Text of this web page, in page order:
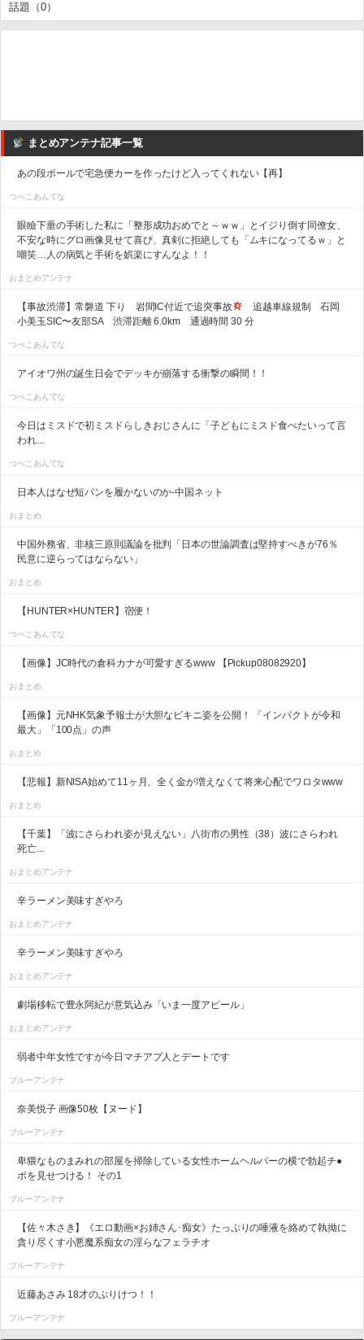
話題（0）
まとめアンテナ記事一覧
あの段ボールで宅急便カーを作ったけど入ってくれない【再】
つべこあんてな
眼瞼下垂の手術した私に「整形成功おめでと～ｗｗ」とイジり倒す同僚女、
不安な時にグロ画像見せて喜び、真剣に拒絶しても「ムキになってるｗ」と
嘲笑…人の病気と手術を娯楽にすんなよ！！
おまとめアンテナ
【事故渋滞】常磐道 下り 岩間IC付近で追突事故
追越車線規制 石岡
小美玉SIC〜友部SA 渋滞距離 6.0km 通過時間 30 分
つべこあんてな
アイオワ州の誕生日会でデッキが崩落する衝撃の瞬間！！
つべこあんてな
今日はミスドで初ミスドらしきおじさんに「子どもにミスド食べたいって言
われ...
つべこあんてな
日本人はなぜ短パンを履かないのか-中国ネット
おまとめ
中国外務省、非核三原則議論を批判「日本の世論調査は堅持すべきが76％
民意に逆らってはならない」
おまとめ
【HUNTER×HUNTER】宿便！
つべこあんてな
【画像】JC時代の倉科カナが可愛すぎるwww 【Pickup08082920】
おまとめ
【画像】元NHK気象予報士が大胆なビキニ姿を公開！ 「インパクトが令和
最大」「100点」の声
おまとめ
【悲報】新NISA始めて11ヶ月、全く金が増えなくて将来心配でワロタwww
おまとめ
【千葉】「波にさらわれ姿が見えない」八街市の男性（38）波にさらわれ
死亡...
おまとめアンテナ
辛ラーメン美味すぎやろ
おまとめアンテナ
辛ラーメン美味すぎやろ
おまとめアンテナ
劇場移転で豊永阿紀が意気込み「いま一度アピール」
おまとめアンテナ
弱者中年女性ですが今日マチアプ人とデートです
ブルーアンテナ
奈美悦子 画像50枚【ヌード】
ブルーアンテナ
卑猥なものまみれの部屋を掃除している女性ホームヘルパーの横で勃起チ●
ポを見せつける！ その1
ブルーアンテナ
【佐々木さき】《エロ動画×お姉さん･痴女》たっぷりの唾液を絡めて執拗に
貪り尽くす小悪魔系痴女の淫らなフェラチオ
ブルーアンテナ
近藤あさみ 18才のぷりけつ！！
ブルーアンテナ